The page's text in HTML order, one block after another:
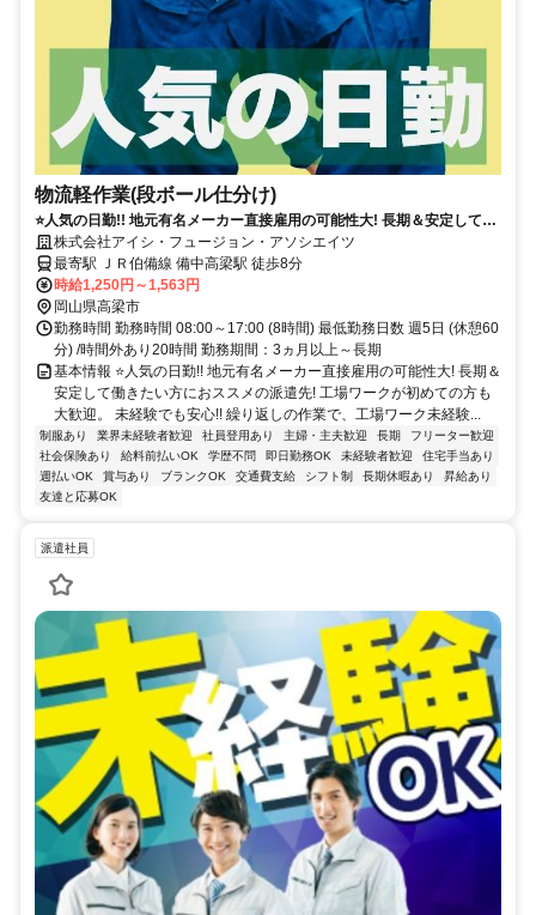
物流軽作業(段ボール仕分け)
⭐人気の日勤!! 地元有名メーカー直接雇用の可能性大! 長期＆安定して働
きたい方におススメの派遣先! 工場ワークが初めての方も大歓迎。
株式会社アイシ・フュージョン・アソシエイツ
最寄駅 ＪＲ伯備線 備中高梁駅 徒歩8分
時給1,250円～1,563円
岡山県高梁市
勤務時間 勤務時間 08:00～17:00 (8時間) 最低勤務日数 週5日 (休憩60
分) /時間外あり20時間 勤務期間：3ヵ月以上～長期
基本情報 ⭐人気の日勤!! 地元有名メーカー直接雇用の可能性大! 長期＆
安定して働きたい方におススメの派遣先! 工場ワークが初めての方も
大歓迎。 未経験でも安心!! 繰り返しの作業で、工場ワーク未経験...
制服あり 業界未経験者歓迎 社員登用あり 主婦・主夫歓迎 長期
フリーター歓迎
社会保険あり
給料前払いOK 学歴不問 即日勤務OK 未経験者歓迎
住宅手当あり
週払いOK
賞与あり ブランクOK 交通費支給 シフト制 長期休暇あり
昇給あり
友達と応募OK
派遣社員